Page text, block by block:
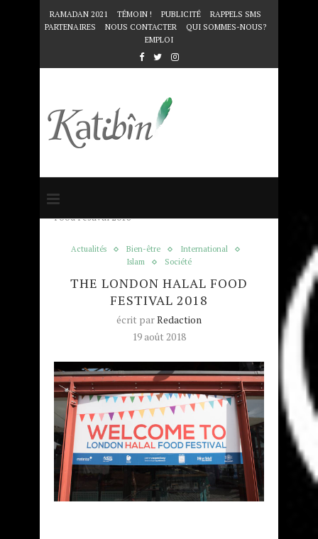
RAMADAN 2021 TÉMOIN ! PUBLICITÉ
RAPPELS SMS
PARTENAIRES
NOUS CONTACTER
QUI SOMMES-NOUS?
EMPLOI
Accueil
Food Festival 2018
Actualités Bien-être
International
Islam
Société
THE LONDON HALAL FOOD
FESTIVAL 2018
écrit parRedaction
19 août 2018